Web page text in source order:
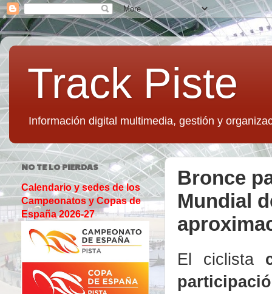
Track Piste
Información digital multimedia, gestión y
Bronce
Mundial
El ciclista
NO TE LO PIERDAS
Calendario y sedes de los
Campeonatos y Copas de
España 2026-27